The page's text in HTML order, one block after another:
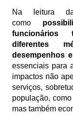
Na leitura
como
funcionários
diferentes
desempenhos
essenciais para
impactos não
serviços,
população,
mas também